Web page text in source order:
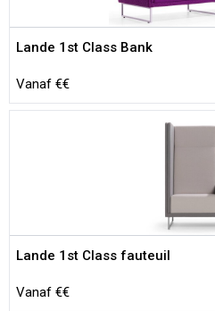
Lande 1st Class Bank
Vanaf €€
Lande 1st Class fauteuil
Vanaf €€